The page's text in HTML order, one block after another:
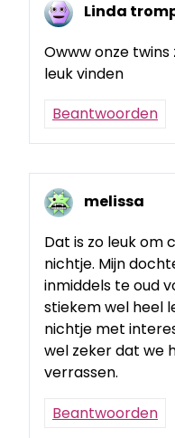
Linda
Owww onze
leuk vinden
Beantwoorden
melissa
Dat is zo leuk om
nichtje. Mijn
inmiddels te oud
stiekem wel heel
nichtje met
wel zeker dat we
verrassen.
Beantwoorden